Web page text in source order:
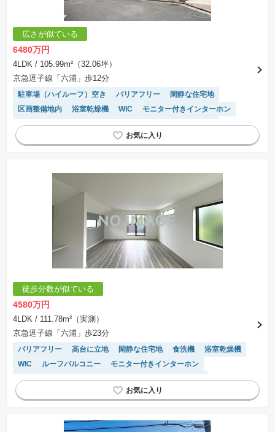
広さが似ている
6480万円
4LDK / 105.99m²（32.06坪）
京急逗子線「六浦」歩12分
駐車場（ハイルーフ）空き バリアフリー
閑静な住宅地
区画整備地内
浴室乾燥機 WIC
モニター付きインターホン
窓付き浴室
陽当り良好 トイレ2個以上
対面キッチン
システムキッチン
キッチン収納が多い
徒歩分数が似ている
4580万円
4LDK / 111.78m²（実測）
京急逗子線「六浦」歩23分
バリアフリー 高台に立地 閑静な住宅地 食洗機
浴室乾燥機
WIC
ルーフバルコニー
モニター付きインターホン
接面道路の幅が６m以上
窓付き浴室
トイレ2個以上
対面キッチン
システムキッチン
キッチン収納が多い